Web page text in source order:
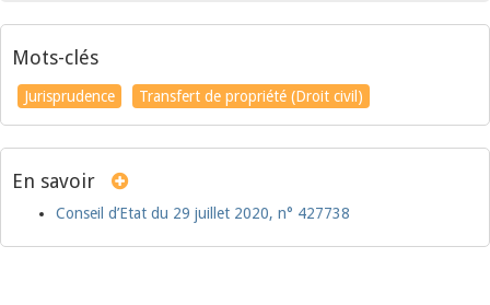
Mots-clés
Jurisprudence Transfert de propriété (Droit civil)
En savoir
Conseil d’Etat du 29 juillet 2020, n° 427738